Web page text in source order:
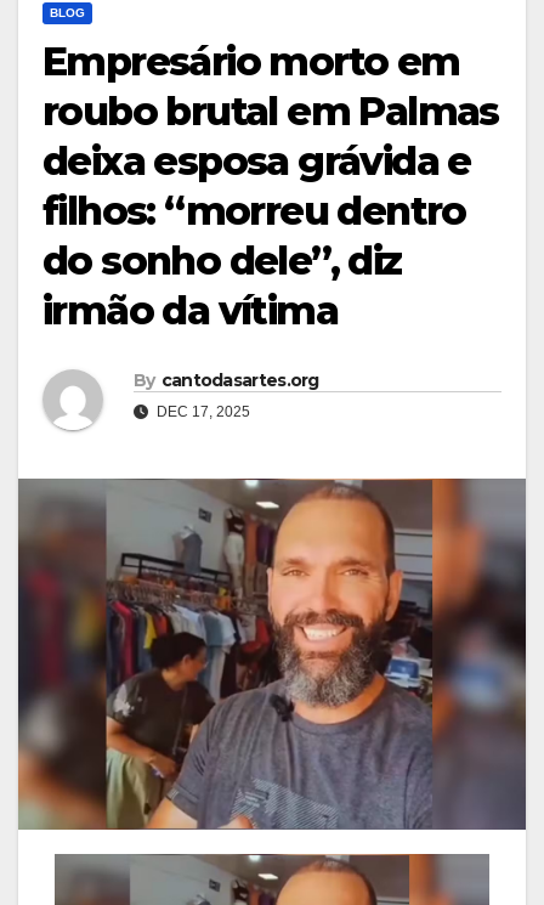
BLOG
Empresário morto em
roubo brutal em Palmas
deixa esposa grávida e
filhos: “morreu dentro
do sonho dele”, diz
irmão da vítima
By cantodasartes.org
DEC 17, 2025